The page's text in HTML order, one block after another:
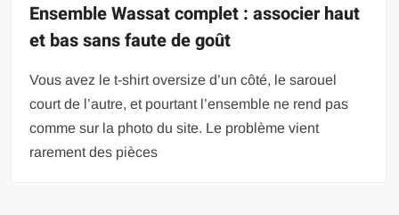
Ensemble Wassat complet : associer haut
et bas sans faute de goût
Vous avez le t-shirt oversize d’un côté, le sarouel
court de l’autre, et pourtant l’ensemble ne rend pas
comme sur la photo du site. Le problème vient
rarement des pièces